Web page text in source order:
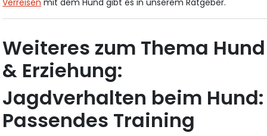
Verreisen mit dem Hund gibt es in unserem Ratgeber.
Weiteres zum Thema Hund
& Erziehung:
Jagdverhalten beim Hund:
Passendes Training